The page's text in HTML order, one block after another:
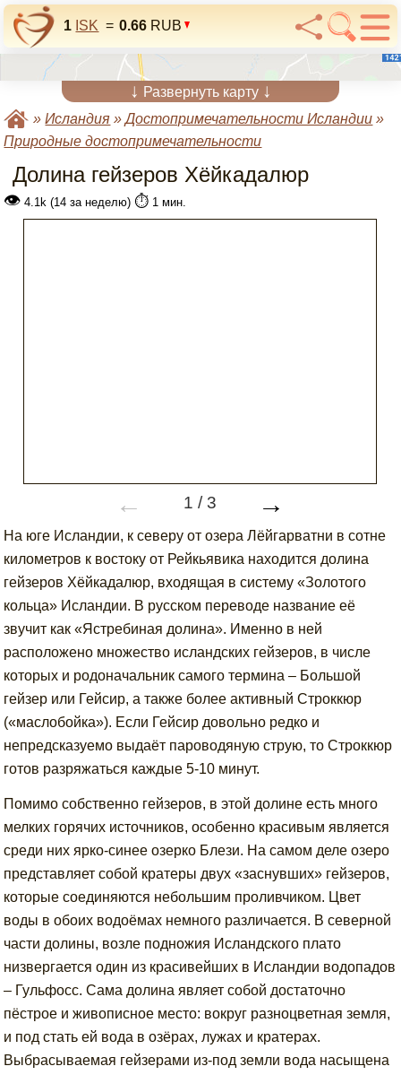
1 ISK = 0.66 RUB
↓ Развернуть карту ↓
»Исландия »Достопримечательности Исландии »
Природные достопримечательности
Долина гейзеров Хёйкадалюр
👁 4.1k (14 за неделю) ⏱️ 1 мин.
← 1 /3 →
На юге Исландии, к северу от озера Лёйгарватни в сотне
километров к востоку от Рейкьявика находится долина
гейзеров Хёйкадалюр, входящая в систему «Золотого
кольца» Исландии. В русском переводе название её
звучит как «Ястребиная долина». Именно в ней
расположено множество исландских гейзеров, в числе
которых и родоначальник самого термина – Большой
гейзер или Гейсир, а также более активный Строккюр
(«маслобойка»). Если Гейсир довольно редко и
непредсказуемо выдаёт пароводяную струю, то Строккюр
готов разряжаться каждые 5-10 минут.
Помимо собственно гейзеров, в этой долине есть много
мелких горячих источников, особенно красивым является
среди них ярко-синее озерко Блези. На самом деле озеро
представляет собой кратеры двух «заснувших» гейзеров,
которые соединяются небольшим проливчиком. Цвет
воды в обоих водоёмах немного различается. В северной
части долины, возле подножия Исландского плато
низвергается один из красивейших в Исландии водопадов
– Гульфосс. Сама долина являет собой достаточно
пёстрое и живописное место: вокруг разноцветная земля,
и под стать ей вода в озёрах, лужах и кратерах.
Выбрасываемая гейзерами из-под земли вода насыщена